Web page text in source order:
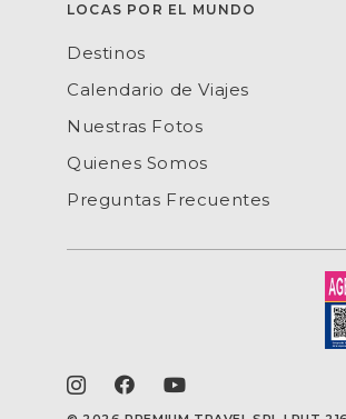
LOCAS POR EL MUNDO
Destinos
Calendario de Viajes
Nuestras Fotos
Quienes Somos
Preguntas Frecuentes